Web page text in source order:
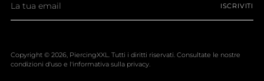
tua
email
ISCRIVITI
Copyright © 2026, PiercingXXL. Tutti i diritti riservati. Consultate le nostre
condizioni d'uso e l'informativa sulla privacy.